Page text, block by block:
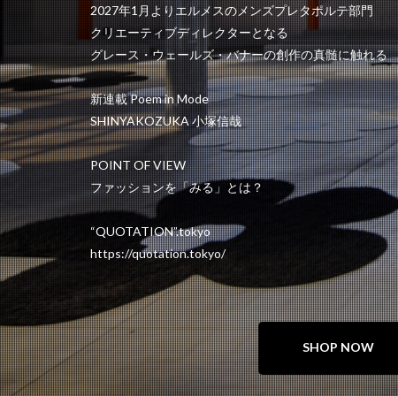
2027年1月よりエルメスのメンズプレタポルテ部門
クリエーティブディレクターとなる
グレース・ウェールズ・バナーの創作の真髄に触れる
新連載 Poem in Mode
SHINYAKOZUKA 小塚信哉
POINT OF VIEW
ファッションを「みる」とは？
“QUOTATION”.tokyo
https://quotation.tokyo/
SHOP NOW